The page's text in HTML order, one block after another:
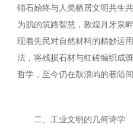
铺石始终与人类栖居文明共生
为肌的筑路智慧，敦煌月牙泉
现着先民对自然材料的精妙运
法，将残损石材与红砖编织成
哲学，至今仍在鼓浪屿的巷陌间
二、工业文明的几何诗学